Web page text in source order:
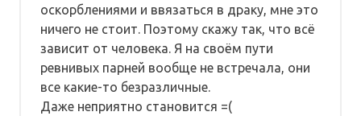
оскорблениями и ввязаться в драку, мне это
ничего не стоит. Поэтому скажу так, что всё
зависит от человека. Я на своём пути
ревнивых парней вообще не встречала, они
все какие-то безразличные.
Даже неприятно становится =(